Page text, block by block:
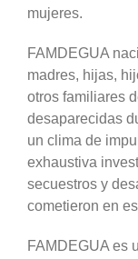
mujeres.
FAMDEGUA
madres, hijas,
otros familiares
desaparecidas
un clima de
exhaustiva
secuestros y
cometieron en
FAMDEGUA es